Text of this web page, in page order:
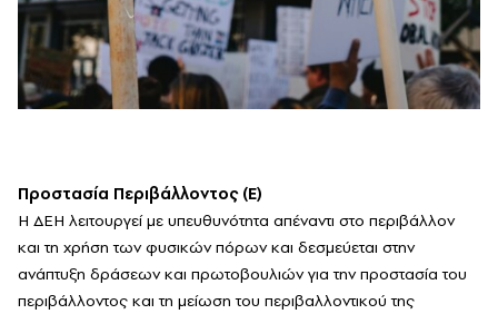
Προστασία Περιβάλλοντος (E)
Η ΔΕΗ λειτουργεί με υπευθυνότητα απέναντι στο περιβάλλον
και τη χρήση των φυσικών πόρων και δεσμεύεται στην
ανάπτυξη δράσεων και πρωτοβουλιών για την προστασία του
περιβάλλοντος και τη μείωση του περιβαλλοντικού της